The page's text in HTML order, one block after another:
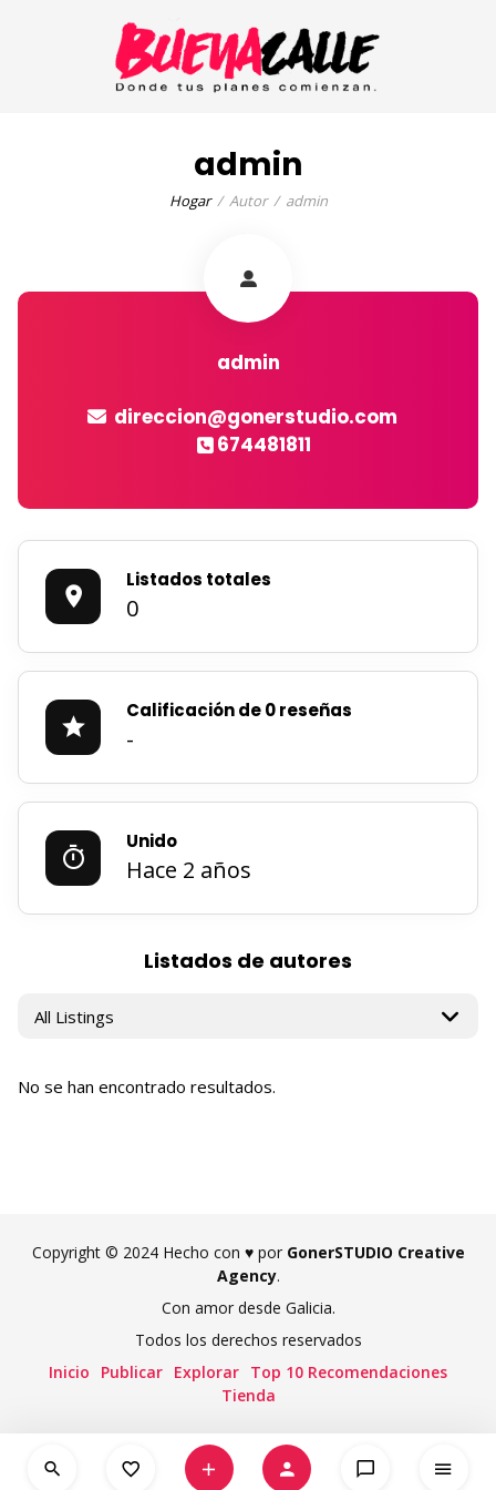
admin
Hogar Autor admin
admin
direccion@gonerstudio.com
674481811
Listados totales
0
Calificación de 0 reseñas
-
Unido
Hace 2 años
Listados de autores
No se han encontrado resultados.
Copyright © 2024 Hecho con ♥ por GonerSTUDIO Creative
Agency.
Con amor desde Galicia.
Todos los derechos reservados
Inicio
Publicar Explorar Top 10 Recomendaciones
Tienda